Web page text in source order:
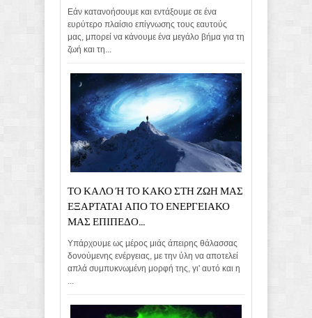
Εάν κατανοήσουμε και εντάξουμε σε ένα
ευρύτερο πλαίσιο επίγνωσης τους εαυτούς
μας, μπορεί να κάνουμε ένα μεγάλο βήμα για τη
ζωή και τη...
ΤΟ ΚΑΛΟ Ή ΤΟ ΚΑΚΟ ΣΤΗ ΖΩΗ ΜΑΣ
ΕΞΑΡΤΑΤΑΙ ΑΠΟ ΤΟ ΕΝΕΡΓΕΙΑΚΟ
ΜΑΣ ΕΠΙΠΕΔΟ...
Υπάρχουμε ως μέρος μιάς άπειρης θάλασσας
δονούμενης ενέργειας, με την ύλη να αποτελεί
απλά συμπυκνωμένη μορφή της, γι' αυτό και η
...